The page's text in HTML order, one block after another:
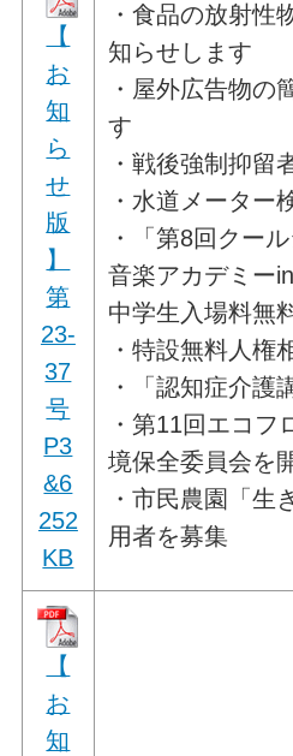
【
お
知
ら
せ
版
】
第
23-
37
号
P3
&6
252
KB
・食品の放射性
知らせします
・屋外広告物の
す
・戦後強制抑留
・水道メーター
・「第8回クー
音楽アカデミー
中学生入場料無
・特設無料人権
・「認知症介護
・第11回エコフ
境保全委員会を
・市民農園「生
用者を募集
【
お
知